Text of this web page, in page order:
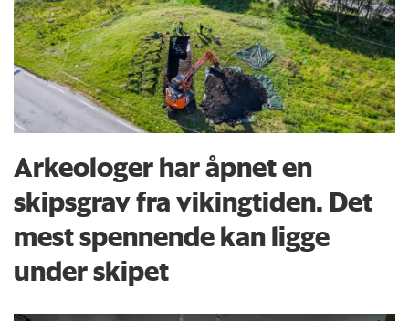
Arkeologer har åpnet en
skipsgrav fra vikingtiden. Det
mest spennende kan ligge
under skipet